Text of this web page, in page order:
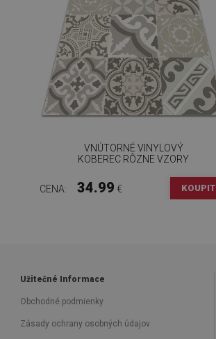
VNÚTORNÉ VINYLOVÝ
KOBEREC RÔZNE VZORY
CENA: 34.99 € KOUPIT
Užitečné Informace
Obchodné podmienky
Zásady ochrany osobných údajov